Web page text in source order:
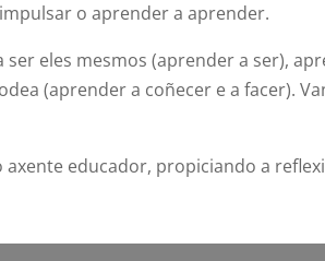
o aprender a aprender.
eles mesmos (aprender a ser),
(aprender a coñecer e a facer).
educador, propiciando a